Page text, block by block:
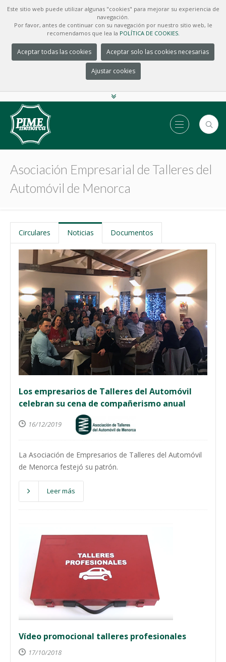
Este sitio web puede utilizar algunas "cookies" para mejorar su experiencia de
navegación.
Por favor, antes de continuar con su navegación por nuestro sitio web, le
recomendamos que lea la POLÍTICA DE COOKIES.
Aceptar todas las cookies Aceptar solo las cookies necesarias
Ajustar cookies
Asociación Empresarial de Talleres del
Automóvil de Menorca
Circulares Noticias Documentos
Los empresarios de Talleres del Automóvil
celebran su cena de compañerismo anual
16/12/2019
La Asociación de Empresarios de Talleres del Automóvil
de Menorca festejó su patrón.
Leer más
Vídeo promocional talleres profesionales
17/10/2018